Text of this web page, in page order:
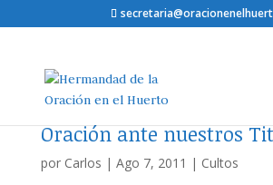
Oración ante nuestros
por Carlos | Ago 7, 2011 | Cultos